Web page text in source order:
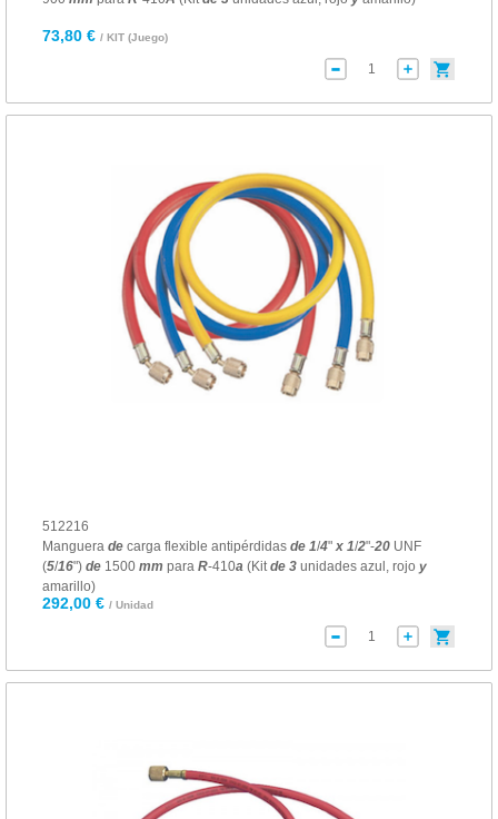
73,80 € / KIT (Juego)
512216
Manguera decarga flexible antipérdidas de 1/4"x 1/2"-20UNF
(5/16") de1500 mm para R-410a(Kitde 3unidades azul, rojo y
amarillo)
292,00 € / Unidad